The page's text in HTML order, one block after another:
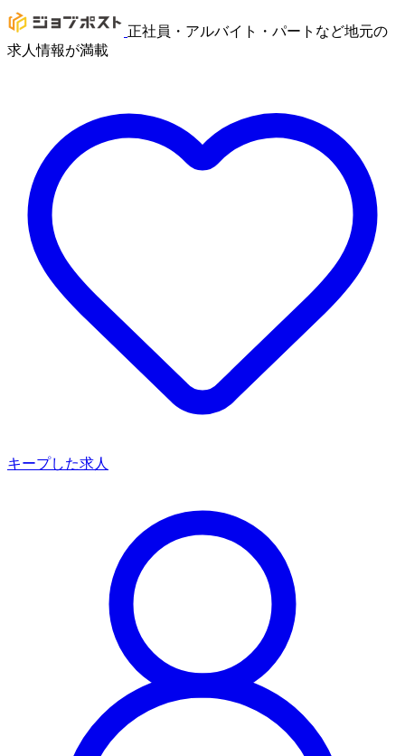
正社員・アルバイト・パートなど地元の
求人情報が満載
キープした求人